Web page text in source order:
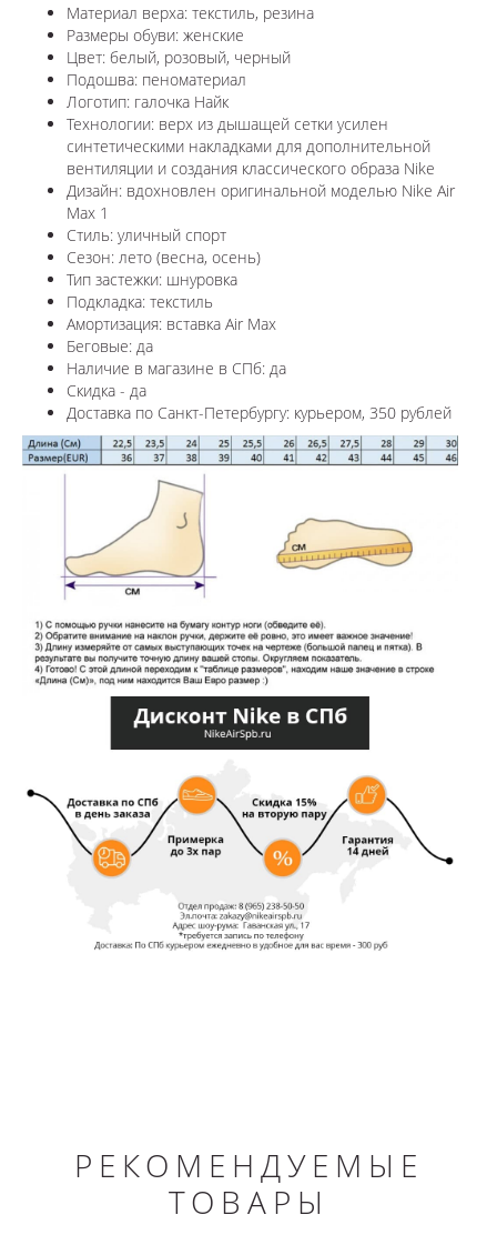
Материал верха: текстиль, резина
Размеры обуви: женские
Цвет: белый, розовый, черный
Подошва: пеноматериал
Логотип: галочка Найк
Технологии: верх из дышащей сетки усилен
синтетическими накладками для дополнительной
вентиляции и создания классического образа Nike
Дизайн: вдохновлен оригинальной моделью Nike Air
Max 1
Стиль: уличный спорт
Сезон: лето (весна, осень)
Тип застежки: шнуровка
Подкладка: текстиль
Амортизация: вставка Air Max
Беговые: да
Наличие в магазине в СПб: да
Скидка - да
Доставка по Санкт-Петербургу: курьером, 350 рублей
РЕКОМЕНДУЕМЫЕ
ТОВАРЫ